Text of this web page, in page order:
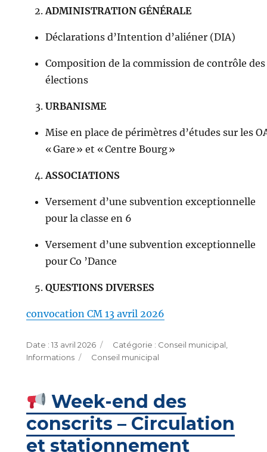
ADMINISTRATION GÉNÉRALE
Déclarations d’Intention d’aliéner (DIA)
Composition de la commission de contrôle des
élections
URBANISME
Mise en place de périmètres d’études sur les
« Gare » et « Centre Bourg »
ASSOCIATIONS
Versement d’une subvention exceptionnelle
pour la classe en 6
Versement d’une subvention exceptionnelle
pour Co ’Dance
QUESTIONS DIVERSES
convocation CM 13 avril 2026
Publié
le
13 avril 2026 Catégories
Conseil municipal
Informations
Étiquettes
Conseil municipal
Week-end des
conscrits – Circulation
et stationnement